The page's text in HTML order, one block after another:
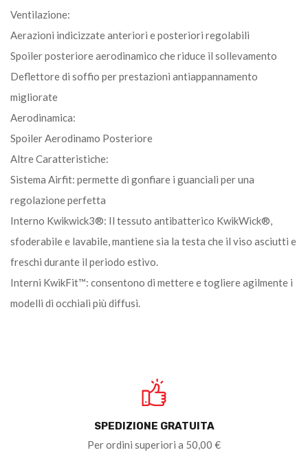
Ventilazione:
Aerazioni indicizzate anteriori e posteriori regolabili
Spoiler posteriore aerodinamico che riduce il sollevamento
Deflettore di soffio per prestazioni antiappannamento
migliorate
Aerodinamica:
Spoiler Aerodinamo Posteriore
Altre Caratteristiche:
Sistema Airfit: permette di gonfiare i guanciali per una
regolazione perfetta
Interno Kwikwick3®: Il tessuto antibatterico KwikWick®,
sfoderabile e lavabile, mantiene sia la testa che il viso asciutti e
freschi durante il periodo estivo.
Interni KwikFit™: consentono di mettere e togliere agilmente i
modelli di occhiali più diffusi.
SPEDIZIONE GRATUITA
Per ordini superiori a 50,00 €